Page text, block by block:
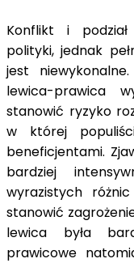
Konflikt i podział
polityki, jednak
jest
lewica-prawica
stanowić ryzyko
w której
beneficjentami.
bardziej
wyrazistych
stanowić
lewica była
prawicowe